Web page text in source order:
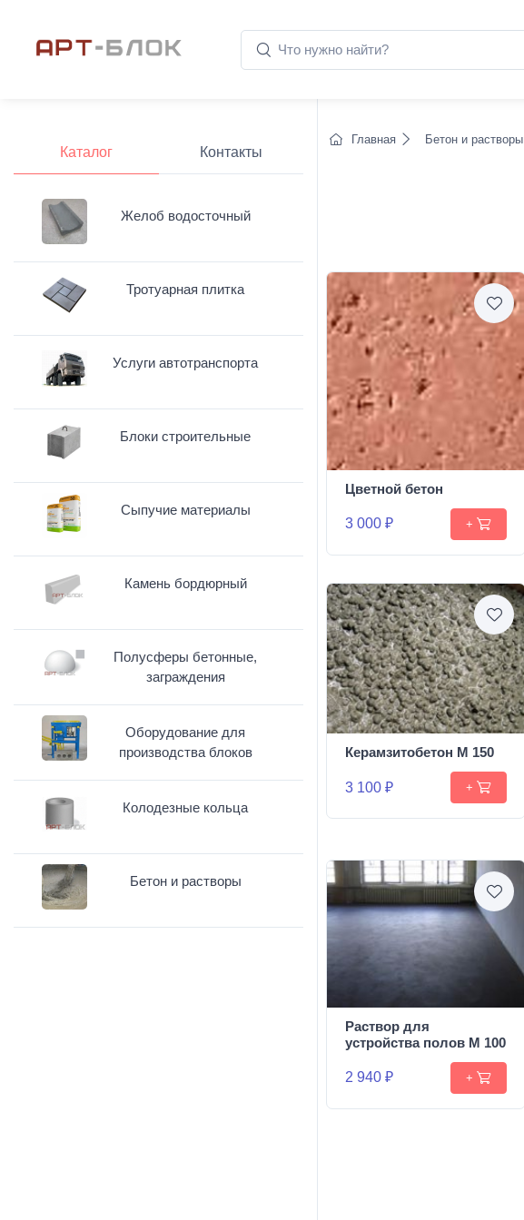
Главная Бетон и растворы
Цветной бетон
3 000 ₽ +
Керамзитобетон М 150
3 100 ₽ +
Раствор для
устройства полов М 100
2 940 ₽ +
Каталог Контакты
Желоб водосточный
Тротуарная плитка
Услуги автотранспорта
Блоки строительные
Сыпучие материалы
Камень бордюрный
Полусферы бетонные,
заграждения
Оборудование для
производства блоков
Колодезные кольца
Бетон и растворы